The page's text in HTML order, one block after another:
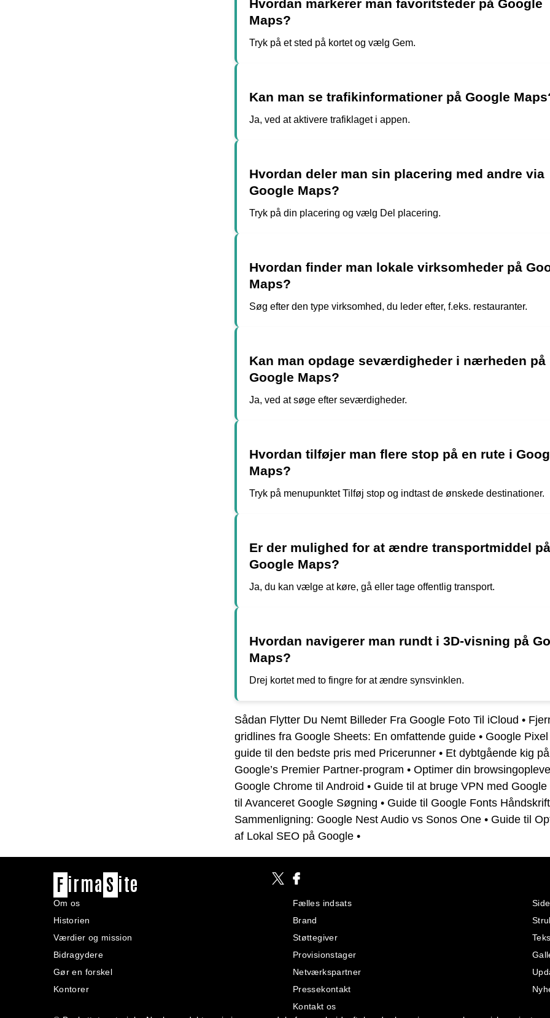
Hvordan markerer man favoritsteder på Google
Maps?
Tryk på et sted på kortet og vælg Gem.
Kan man se trafikinformationer på Google
Ja, ved at aktivere trafiklaget i appen.
Hvordan deler man sin placering med andre via
Google Maps?
Tryk på din placering og vælg Del placering.
Hvordan finder man lokale virksomheder på
Maps?
Søg efter den type virksomhed, du leder efter, f.eks. restauranter.
Kan man opdage seværdigheder i nærheden på
Google Maps?
Ja, ved at søge efter seværdigheder.
Hvordan tilføjer man flere stop på en rute i
Maps?
Tryk på menupunktet Tilføj stop og indtast de ønskede destinationer.
Er der mulighed for at ændre transportmiddel på
Google Maps?
Ja, du kan vælge at køre, gå eller tage offentlig transport.
Hvordan navigerer man rundt i 3D-visning på
Maps?
Drej kortet med to fingre for at ændre synsvinklen.
Sådan Flytter Du Nemt Billeder Fra Google Foto Til iCloud •
gridlines fra Google Sheets: En omfattende guide • Google
guide til den bedste pris med Pricerunner • Et dybtgående kig på
Google’s Premier Partner-program • Optimer din
Google Chrome til Android • Guide til at bruge VPN med Google
til Avanceret Google Søgning • Guide til Google Fonts Håndskrift
Sammenligning: Google Nest Audio vs Sonos One • Guide til
af Lokal SEO på Google •
F irma S ite
Om os
Historien
Værdier og mission
Bidragydere
Gør en forskel
Kontorer
Fælles indsats
Brand
Støttegiver
Provisionstager
Netværkspartner
Pressekontakt
Kontakt os